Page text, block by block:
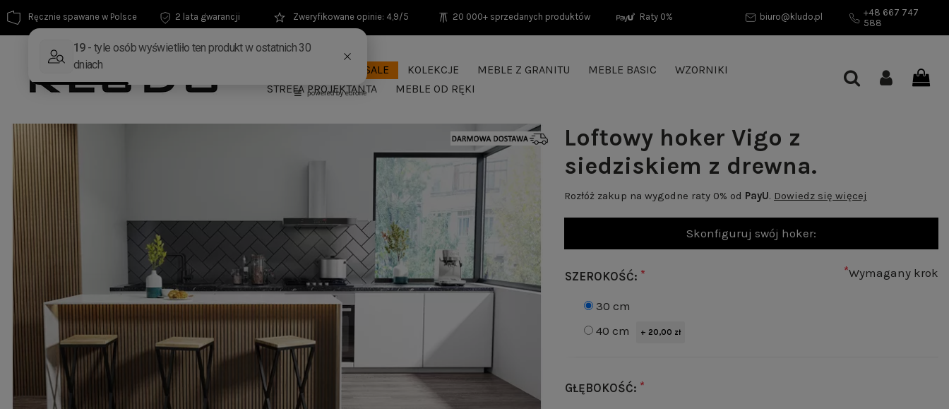
Ręcznie spawane w Polsce 2 lata gwarancji Zweryfikowane opinie: 4,9/5 20 000+ sprzedanych produktów Raty 0% biuro@kludo.pl
+48 667 747
588
SEASON SALE KOLEKCJE MEBLE Z GRANITU MEBLE BASIC
WZORNIKI
STREFA PROJEKTANTA
MEBLE OD RĘKI
Loftowy hoker Vigo z
siedziskiem z drewna.
Rozłóż zakup na wygodne raty 0% od PayU. Dowiedz się więcej
Skonfiguruj swój hoker:
*Wymagany krok
SZEROKOŚĆ: *
30 cm
40 cm
+ 20,00 zł
GŁĘBOKOŚĆ: *